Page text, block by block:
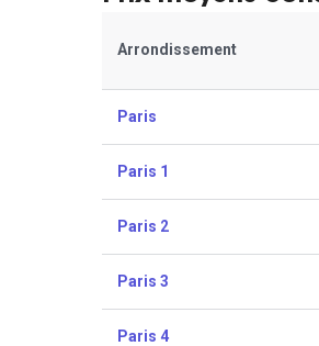
Arrondissement
Paris
Paris 1
Paris 2
Paris 3
Paris 4